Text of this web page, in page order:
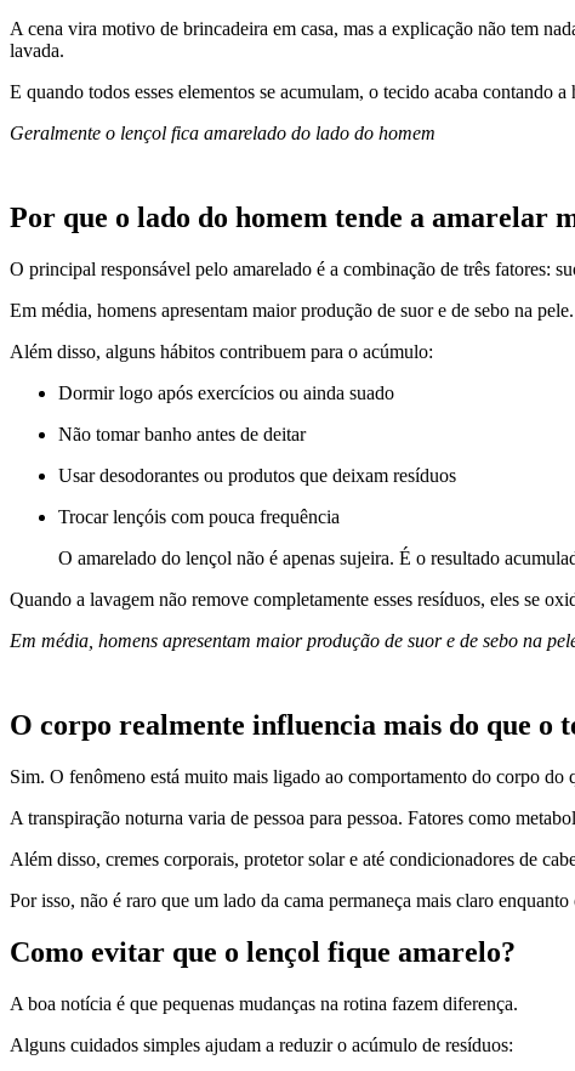
A cena vira motivo de brincadeira em casa, mas a explicação não tem
lavada.
E quando todos esses elementos se acumulam, o tecido acaba contando a
Geralmente o lençol fica amarelado do lado do homem
Por que o lado do homem tende a amarelar
O principal responsável pelo amarelado é a combinação de três fatores:
Em média, homens apresentam maior produção de suor e de sebo na
Além disso, alguns hábitos contribuem para o acúmulo:
Dormir logo após exercícios ou ainda suado
Não tomar banho antes de deitar
Usar desodorantes ou produtos que deixam resíduos
Trocar lençóis com pouca frequência
O amarelado do lençol não é apenas sujeira. É o resultado
Quando a lavagem não remove completamente esses resíduos, eles se
Em média, homens apresentam maior produção de suor e de sebo na
O corpo realmente influencia mais do que o
Sim. O fenômeno está muito mais ligado ao comportamento do corpo do
A transpiração noturna varia de pessoa para pessoa. Fatores como
Além disso, cremes corporais, protetor solar e até condicionadores de
Por isso, não é raro que um lado da cama permaneça mais claro
Como evitar que o lençol fique amarelo?
A boa notícia é que pequenas mudanças na rotina fazem diferença.
Alguns cuidados simples ajudam a reduzir o acúmulo de resíduos: